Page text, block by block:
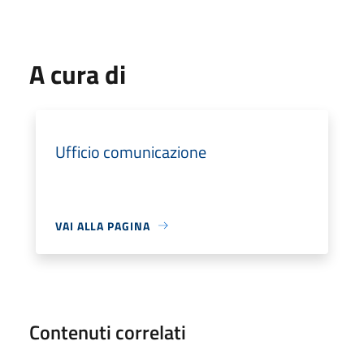
A cura di
Ufficio comunicazione
VAI ALLA PAGINA
Contenuti correlati